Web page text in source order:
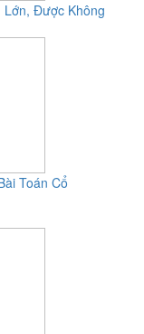
Lớn, Được Không
Toán Cổ